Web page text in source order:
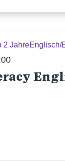
2 JahreEnglisch/